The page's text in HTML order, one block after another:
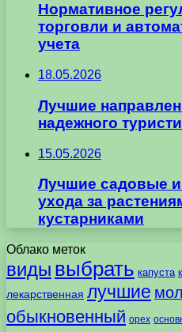
Нормативное
торговли и
учета
18.05.2026
Лучшие
надежного
15.05.2026
Лучшие садовые
ухода за
кустарниками
Облако меток
виды выбрать капуста
лекарственная лучшие
обыкновенный орех